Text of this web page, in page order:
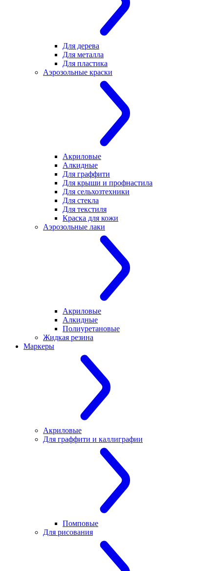
Для дерева
Для металла
Для пластика
Аэрозольные краски
Акриловые
Алкидные
Для граффити
Для крыши и профнастила
Для сельхозтехники
Для стекла
Для текстиля
Краска для кожи
Аэрозольные лаки
Акриловые
Алкидные
Полиуретановые
Жидкая резина
Маркеры
Акриловые
Для граффити и каллиграфии
Помповые
Для рисования